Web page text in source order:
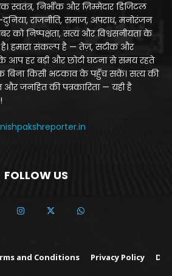
स्वतंत्र, निर्भीक और ज़िम्मेदार डिजिटल
राजनीति, समाज, अपराध, मनोरंजन
को निष्पक्षता, सत्य और विश्वसनीयता के
हमारा संकल्प है — तेज़, सटीक और
आप हर बड़ी और छोटी घटना से समय रहते
बिना किसी भटकाव के पहुँच सकें। सत्य की
जनहित की पत्रकारिता — यही है
FOLLOW US
and Conditions Privacy Policy